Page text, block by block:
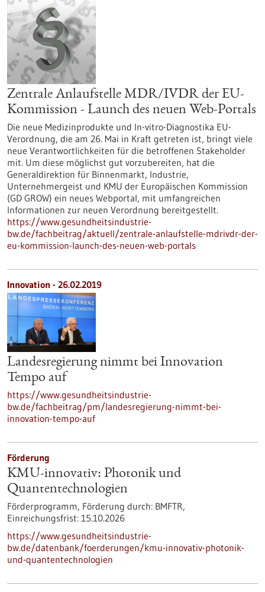
Zentrale Anlaufstelle MDR/IVDR der EU-
Kommission - Launch des neuen Web-Portals
Die neue Medizinprodukte und In-vitro-Diagnostika EU-
Verordnung, die am 26. Mai in Kraft getreten ist, bringt viele
neue Verantwortlichkeiten für die betroffenen Stakeholder
mit. Um diese möglichst gut vorzubereiten, hat die
Generaldirektion für Binnenmarkt, Industrie,
Unternehmergeist und KMU der Europäischen Kommission
(GD GROW) ein neues Webportal, mit umfangreichen
Informationen zur neuen Verordnung bereitgestellt.
https://www.gesundheitsindustrie-
bw.de/fachbeitrag/aktuell/zentrale-anlaufstelle-mdrivdr-der-
eu-kommission-launch-des-neuen-web-portals
Innovation - 26.02.2019
Landesregierung nimmt bei Innovation
Tempo auf
https://www.gesundheitsindustrie-
bw.de/fachbeitrag/pm/landesregierung-nimmt-bei-
innovation-tempo-auf
Förderung
KMU-innovativ: Photonik und
Quantentechnologien
Förderprogramm, Förderung durch: BMFTR,
Einreichungsfrist: 15.10.2026
https://www.gesundheitsindustrie-
bw.de/datenbank/foerderungen/kmu-innovativ-photonik-
und-quantentechnologien